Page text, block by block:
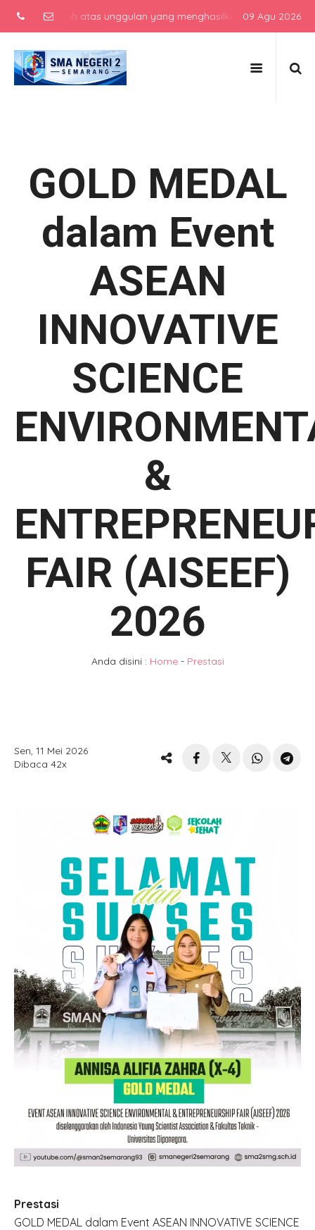
menengah atas unggulan yang menghasilkan lulusan09 Agu 2026
GOLD MEDAL
dalam Event
ASEAN
INNOVATIVE
SCIENCE
&
FAIR (AISEEF)
2026
Anda disini : Home- Prestasi
Sen, 11 Mei 2026
Dibaca 42x
Prestasi
GOLD MEDAL dalam Event ASEAN INNOVATIVE SCIENCE